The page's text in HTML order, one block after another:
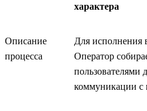
характера
Описание
процесса
Для исполнения
Оператор
пользователями
коммуникации с